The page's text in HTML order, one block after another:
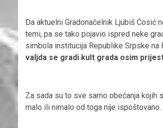
Da aktuelni Gradonačelnik Ljubiš Ćosić
temi, pa se tako pojavio ispred neke
simbola institucija Republike Srpske na
valjda se gradi kult grada osim
Za sada su to sve samo obećanja kojih
malo ili nimalo od toga nije